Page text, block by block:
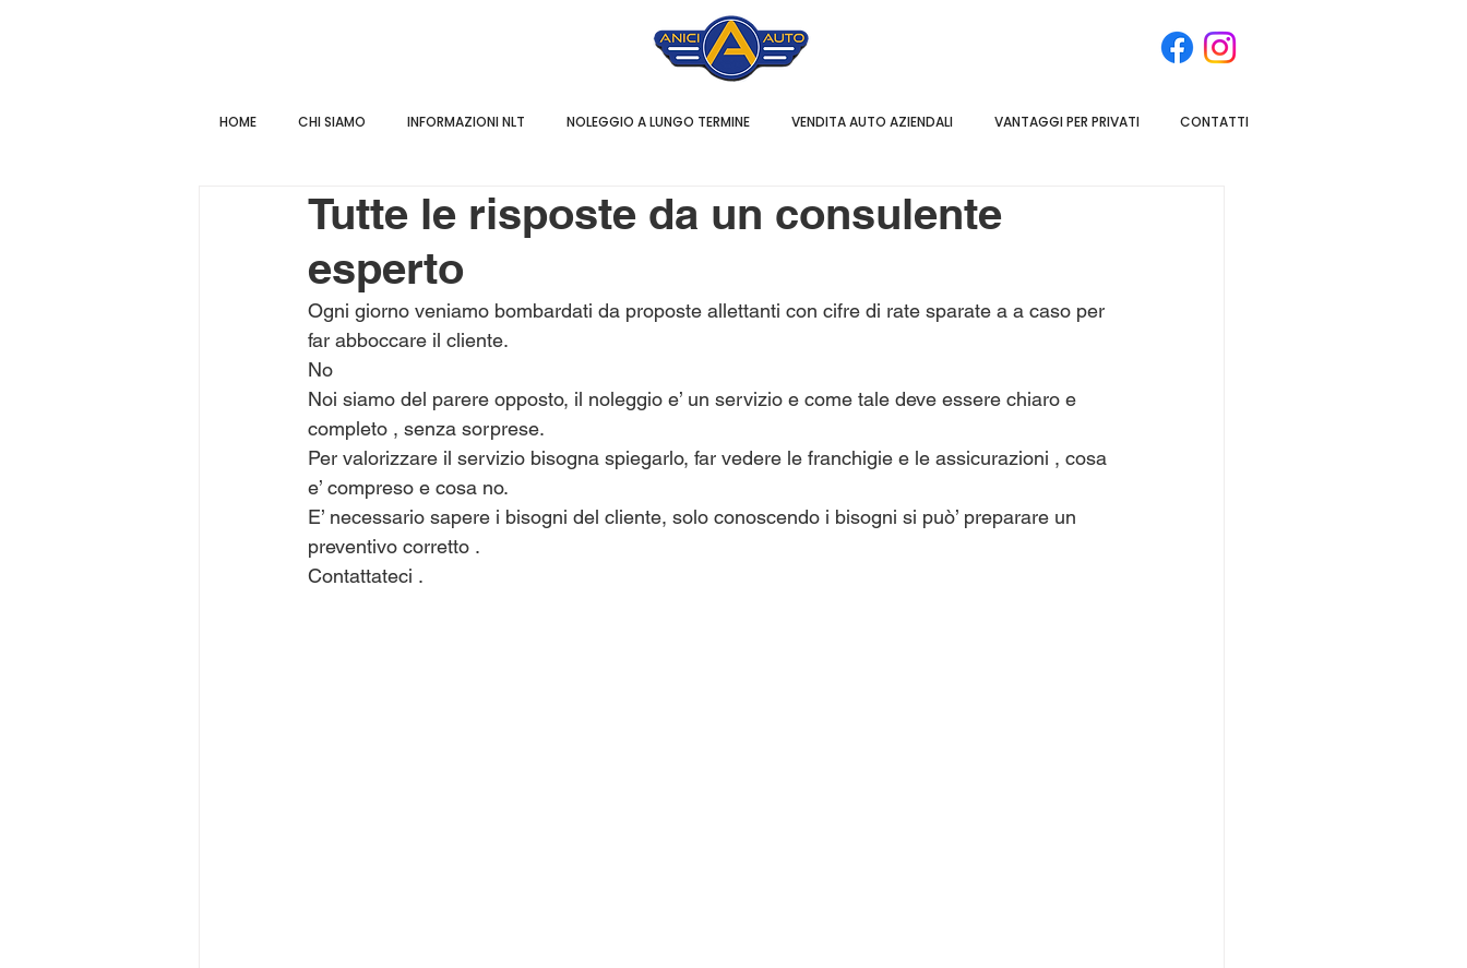
HOME CHI SIAMO INFORMAZIONI NLT NOLEGGIO A LUNGO TERMINE VENDITA AUTO AZIENDALI VANTAGGI PER PRIVATI CONTATTI
Tutte le risposte da un consulente
esperto
Ogni giorno veniamo bombardati da proposte allettanti con cifre di rate sparate a a caso per
far abboccare il cliente.
No
Noi siamo del parere opposto, il noleggio e’ un servizio e come tale deve essere chiaro e
completo , senza sorprese.
Per valorizzare il servizio bisogna spiegarlo, far vedere le franchigie e le assicurazioni , cosa
e’ compreso e cosa no.
E’ necessario sapere i bisogni del cliente, solo conoscendo i bisogni si può’ preparare un
preventivo corretto .
Contattateci .